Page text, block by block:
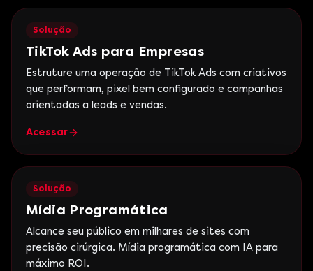
Solução
TikTok Ads para Empresas
Estruture uma operação de TikTok Ads com criativos
que performam, pixel bem configurado e campanhas
orientadas a leads e vendas.
Acessar
Solução
Mídia Programática
Alcance seu público em milhares de sites com
precisão cirúrgica. Mídia programática com IA para
máximo ROI.